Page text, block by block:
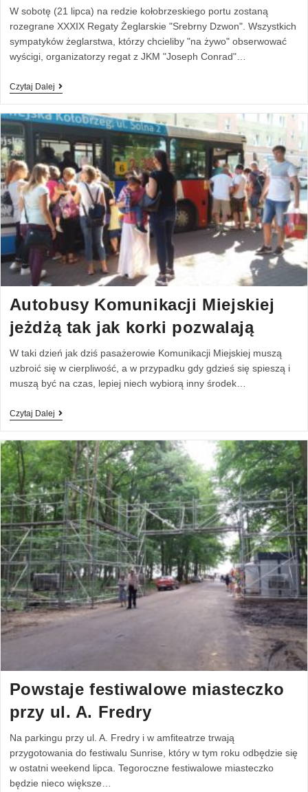
W sobotę (21 lipca) na redzie kołobrzeskiego portu zostaną
rozegrane XXXIX Regaty Żeglarskie "Srebrny Dzwon". Wszystkich
sympatyków żeglarstwa, którzy chcieliby "na żywo" obserwować
wyścigi, organizatorzy regat z JKM "Joseph Conrad"…
Czytaj Dalej
Autobusy Komunikacji Miejskiej
jeżdżą tak jak korki pozwalają
W taki dzień jak dziś pasażerowie Komunikacji Miejskiej muszą
uzbroić się w cierpliwość, a w przypadku gdy gdzieś się spieszą i
muszą być na czas, lepiej niech wybiorą inny środek…
Czytaj Dalej
Powstaje festiwalowe miasteczko
przy ul. A. Fredry
Na parkingu przy ul. A. Fredry i w amfiteatrze trwają
przygotowania do festiwalu Sunrise, który w tym roku odbędzie się
w ostatni weekend lipca. Tegoroczne festiwalowe miasteczko
będzie nieco większe…